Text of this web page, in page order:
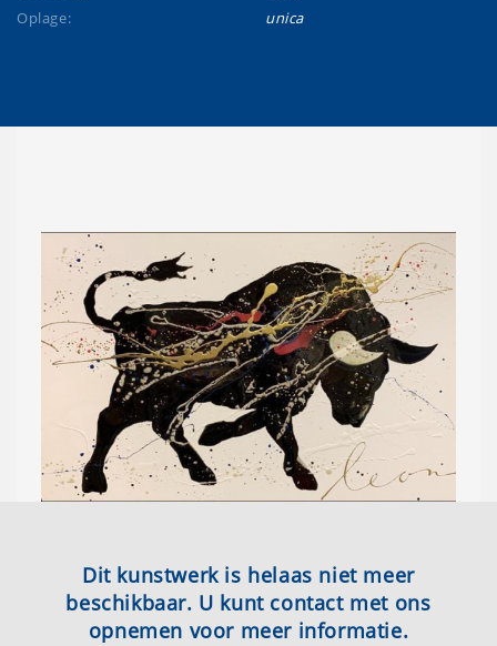
Oplage:
unica
Dit kunstwerk is helaas niet meer
beschikbaar. U kunt contact met ons
opnemen voor meer informatie.